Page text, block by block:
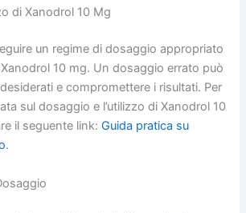
di Xanodrol 10 Mg
un regime di dosaggio appropriato
10 mg. Un dosaggio errato può
e compromettere i risultati. Per
sul dosaggio e l’utilizzo di Xanodrol 10
il seguente link:Guida pratica su
.